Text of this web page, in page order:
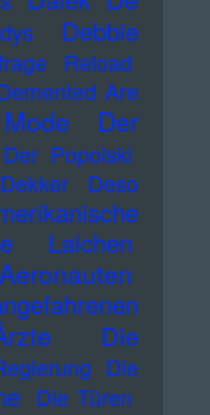
Debbie
Reload
Are
Der
Der Popolski
Deso
Laichen
Die
Die
Die Türen